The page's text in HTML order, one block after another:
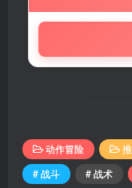
动作冒险
# 战斗
# 战术